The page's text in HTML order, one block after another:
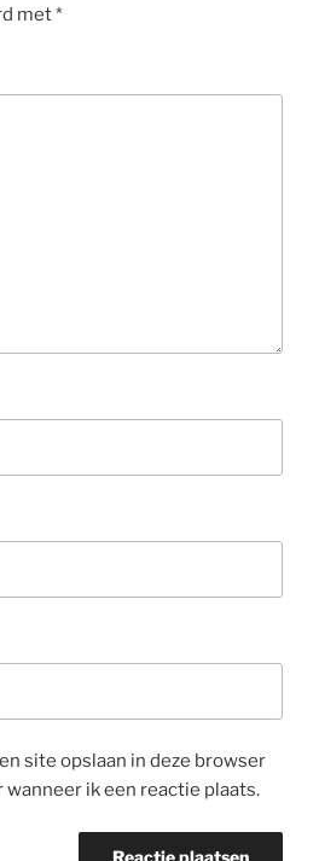
met*
site opslaan in deze browser
ik een reactie plaats.